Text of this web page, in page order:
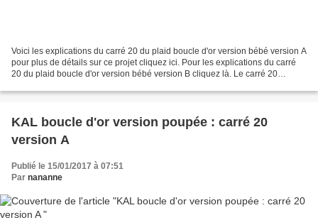
Voici les explications du carré 20 du plaid boucle d'or version bébé version A
pour plus de détails sur ce projet cliquez ici. Pour les explications du carré
20 du plaid boucle d'or version bébé version B cliquez là. Le carré 20
KAL boucle d'or version poupée : carré 20
version A
Publié le 15/01/2017 à 07:51
Par nananne